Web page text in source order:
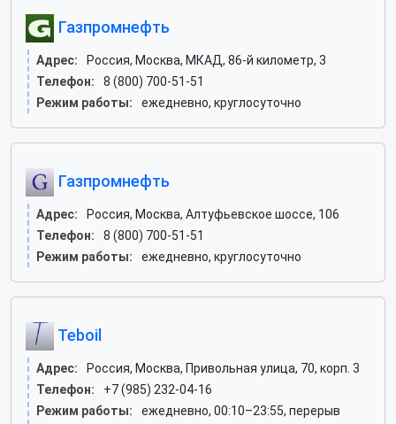
Газпромнефть
Адрес:
Россия, Москва, МКАД, 86-й километр, 3
Телефон:
8 (800) 700-51-51
Режим работы:
ежедневно, круглосуточно
Газпромнефть
Адрес:
Россия, Москва, Алтуфьевское шоссе, 106
Телефон:
8 (800) 700-51-51
Режим работы:
ежедневно, круглосуточно
Teboil
Адрес:
Россия, Москва, Привольная улица, 70, корп. 3
Телефон:
+7 (985) 232-04-16
Режим работы:
ежедневно, 00:10–23:55, перерыв